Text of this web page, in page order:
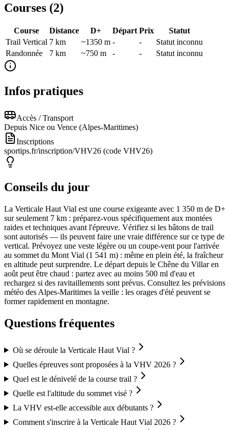
Courses (2)
Course Distance D+ Départ Prix
Statut
Trail Vertical 7 km ~1350 m - -
Statut inconnu
Randonnée
7 km ~750 m - - Statut inconnu
Infos pratiques
Accès / Transport
Depuis Nice ou Vence (Alpes-Maritimes)
Inscriptions
sportips.fr/inscription/VHV26 (code VHV26)
Conseils du jour
La Verticale Haut Vial est une course exigeante avec 1 350 m de D+
sur seulement 7 km : préparez-vous spécifiquement aux montées
raides et techniques avant l'épreuve. Vérifiez si les bâtons de trail
sont autorisés — ils peuvent faire une vraie différence sur ce type de
vertical. Prévoyez une veste légère ou un coupe-vent pour l'arrivée
au sommet du Mont Vial (1 541 m) : même en plein été, la fraîcheur
en altitude peut surprendre. Le départ depuis le Chêne du Villar en
août peut être chaud : partez avec au moins 500 ml d'eau et
rechargez si des ravitaillements sont prévus. Consultez les prévisions
météo des Alpes-Maritimes la veille : les orages d'été peuvent se
former rapidement en montagne.
Questions fréquentes
Où se déroule la Verticale Haut Vial ?
Quelles épreuves sont proposées à la VHV 2026 ?
Quel est le dénivelé de la course trail ?
Quelle est l'altitude du sommet visé ?
La VHV est-elle accessible aux débutants ?
Comment s'inscrire à la Verticale Haut Vial 2026 ?